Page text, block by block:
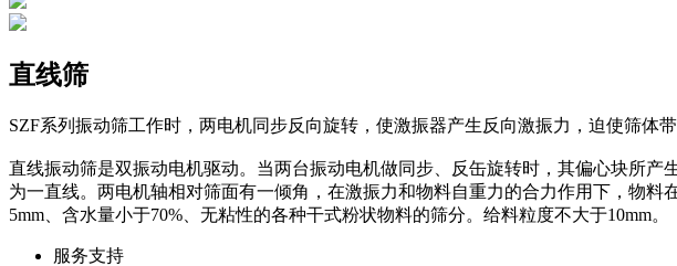
直线筛
SZF系列振动筛工作时，两电机同步反向旋转，使激振器产生反向激振力，迫使筛体
直线振动筛是双振动电机驱动。当两台振动电机做同步、反缶旋转时，其偏心块所
为一直线。两电机轴相对筛面有一倾角，在激振力和物料自重力的合力作用下，物
5mm、含水量小于70%、无粘性的各种干式粉状物料的筛分。给料粒度不大于10mm。
服务支持